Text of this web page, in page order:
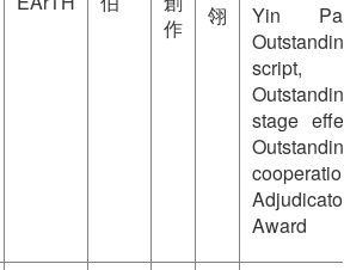
作
翎
Yin
script,
stage
Award